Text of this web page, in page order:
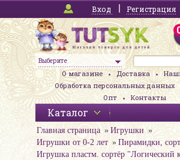
Вход Регистрация
Выберите
О магазине Доставка
Обработка персональных данных
Опт
Контакты
Каталог
Главная страница
Игрушки
Игрушки от 0-2 лет
Пирамидки,
Игрушка пластм. сортёр "Логический